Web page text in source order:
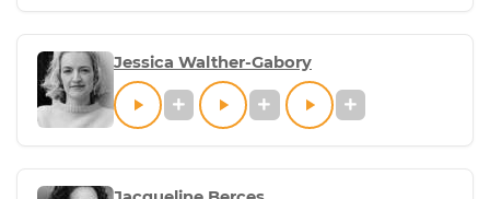
Jessica Walther-Gabory